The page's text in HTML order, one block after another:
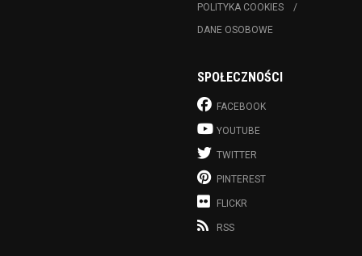
POLITYKA COOKIES
DANE OSOBOWE
SPOŁECZNOŚCI
FACEBOOK
YOUTUBE
TWITTER
PINTEREST
FLICKR
RSS